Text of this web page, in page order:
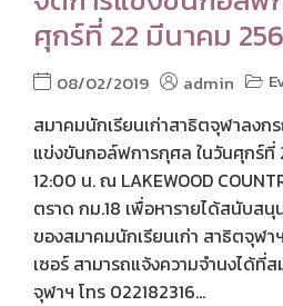
ศุกร์ที่ 22 มีนาคม
08/02/2019 admin
สมาคมนักเรียนเก่าสาธิตจุฬาลง
แข่งขันกอล์ฟการกุศล ในวันศุกร์ที่
12:00 น. ณ LAKEWOOD
ตราด กม.18 เพื่อหารายได้สนับส
ของสมาคมนักเรียนเก่า สาธิตจุฬ
เซอร์ สามารถแจ้งความจำนงได้ที่
จุฬาฯ โทร 022182316...